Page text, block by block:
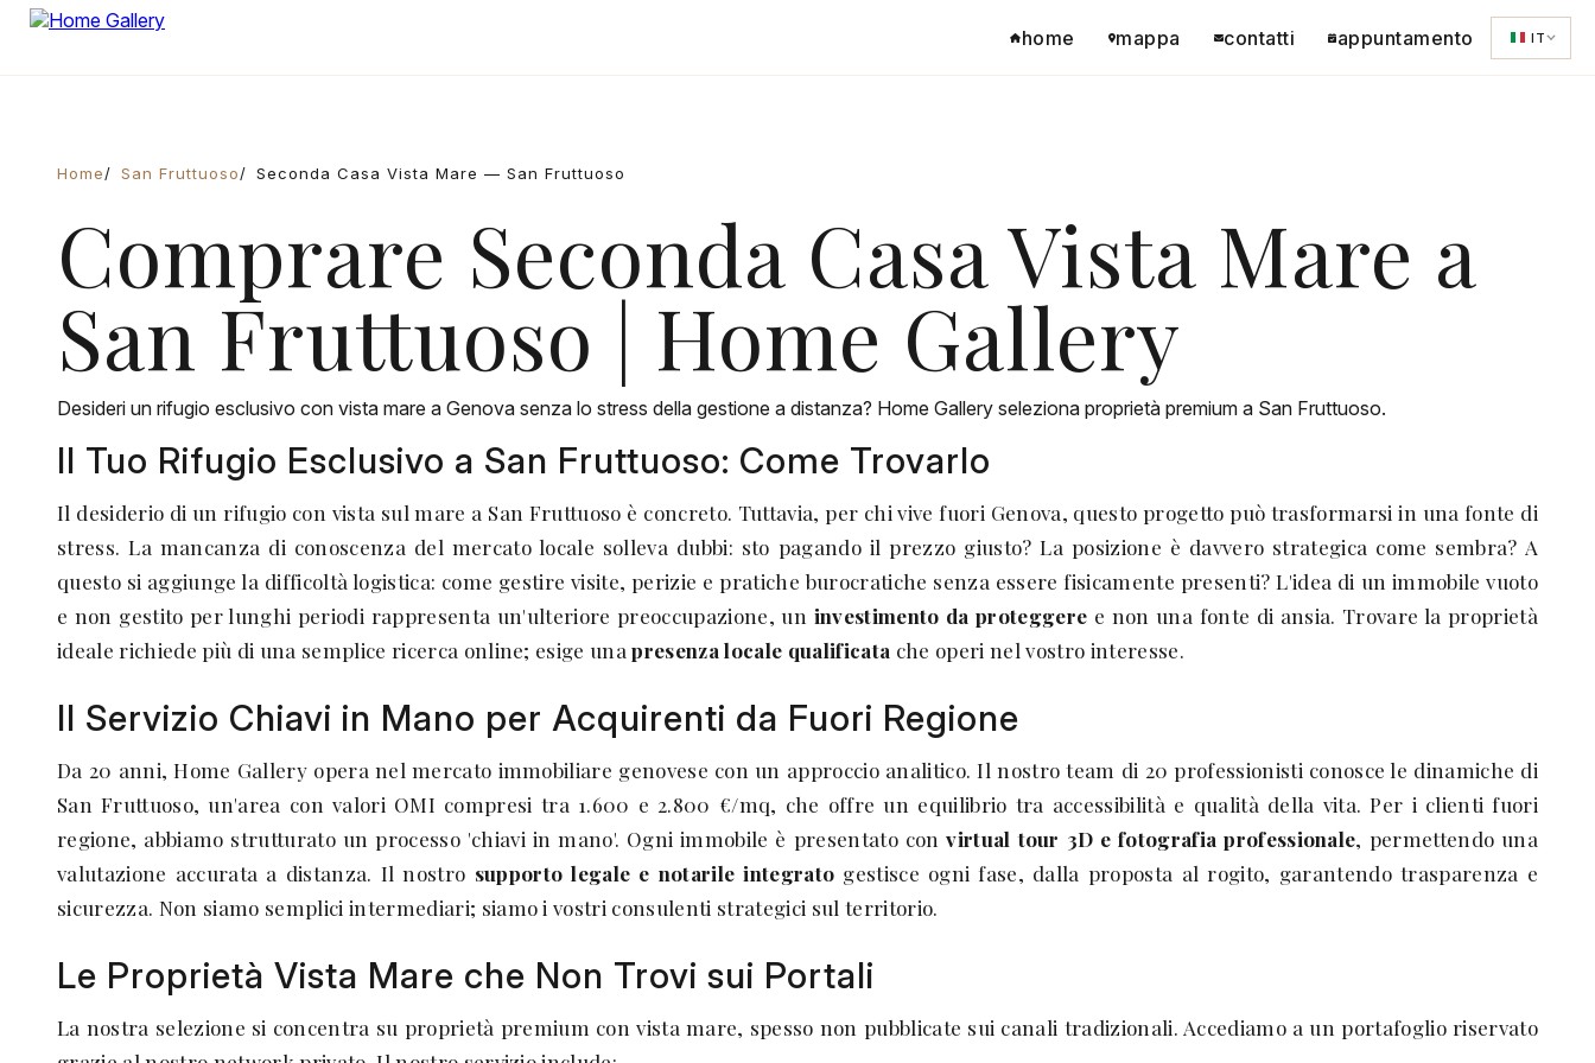
home mappa contatti appuntamento IT
Home San Fruttuoso Seconda Casa Vista Mare — San Fruttuoso
Comprare Seconda Casa Vista Mare a
San Fruttuoso | Home Gallery
Desideri un rifugio esclusivo con vista mare a Genova senza lo stress della gestione a distanza? Home Gallery seleziona proprietà premium a San Fruttuoso.
Il Tuo Rifugio Esclusivo a San Fruttuoso: Come Trovarlo
Il desiderio di un rifugio con vista sul mare a San Fruttuoso è concreto. Tuttavia, per chi vive fuori Genova, questo progetto può trasformarsi in una fonte di
stress. La mancanza di conoscenza del mercato locale solleva dubbi: sto pagando il prezzo giusto? La posizione è davvero strategica come sembra? A
questo si aggiunge la difficoltà logistica: come gestire visite, perizie e pratiche burocratiche senza essere fisicamente presenti? L'idea di un immobile vuoto
e non gestito per lunghi periodi rappresenta un'ulteriore preoccupazione, un investimento da proteggere e non una fonte di ansia. Trovare la proprietà
ideale richiede più di una semplice ricerca online; esige unapresenza locale qualificata che operi nel vostro interesse.
Il Servizio Chiavi in Mano per Acquirenti da Fuori Regione
Da 20 anni, Home Gallery opera nel mercato immobiliare genovese con un approccio analitico. Il nostro team di 20 professionisti conosce le dinamiche di
San Fruttuoso, un'area con valori OMI compresi tra 1.600 e 2.800 €/mq, che offre un equilibrio tra accessibilità e qualità della vita. Per i clienti fuori
regione, abbiamo strutturato un processo 'chiavi in mano'. Ogni immobile è presentato convirtual tour 3D e fotografia professionale, permettendo una
valutazione accurata a distanza. Il nostro supporto legale e notarile integrato gestisce ogni fase, dalla proposta al rogito, garantendo trasparenza e
sicurezza. Non siamo semplici intermediari; siamo i vostri consulenti strategici sul territorio.
Le Proprietà Vista Mare che Non Trovi sui Portali
La nostra selezione si concentra su proprietà premium con vista mare, spesso non pubblicate sui canali tradizionali. Accediamo a un portafoglio riservato